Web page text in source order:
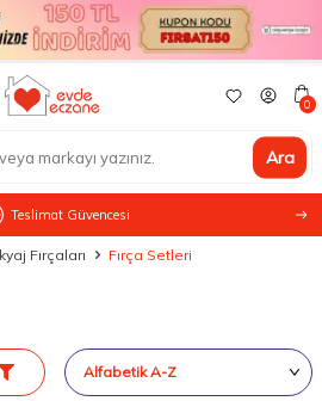
Ara
0
Teslimat Güvencesi
Fırçaları Fırça Setleri